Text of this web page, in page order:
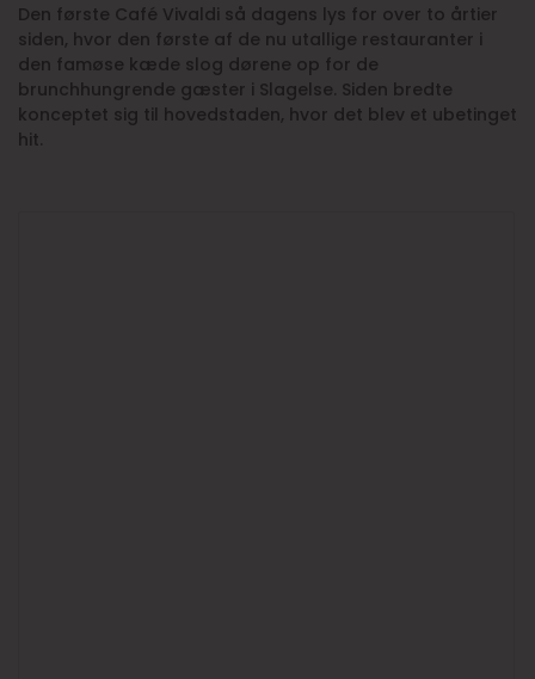
Den første Café Vivaldi så dagens lys for over to årtier
siden, hvor den første af de nu utallige restauranter i
den famøse kæde slog dørene op for de
brunchhungrende gæster i Slagelse. Siden bredte
konceptet sig til hovedstaden, hvor det blev et ubetinget
hit.